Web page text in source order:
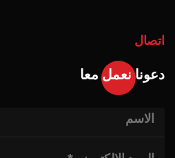
اتصال
دعونا نعمل معا